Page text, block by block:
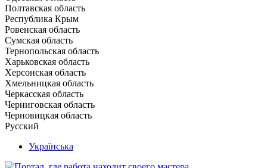
Полтавская область
Республика Крым
Ровенская область
Сумская область
Тернопольская область
Харьковская область
Херсонская область
Хмельницкая область
Черкасская область
Черниговская область
Черновицкая область
Русский
Українська